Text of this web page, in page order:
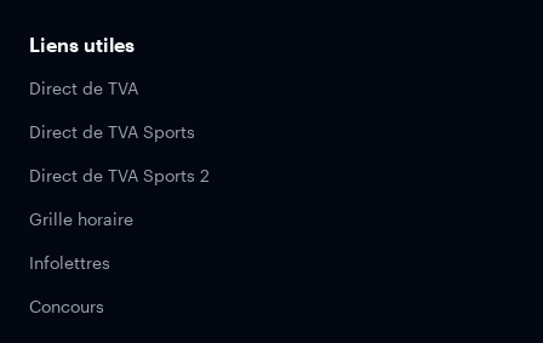
Liens utiles
Direct de TVA
Direct de TVA Sports
Direct de TVA Sports 2
Grille horaire
Infolettres
Concours